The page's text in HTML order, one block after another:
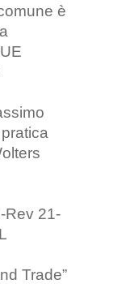
è
Rev 21-
Trade”